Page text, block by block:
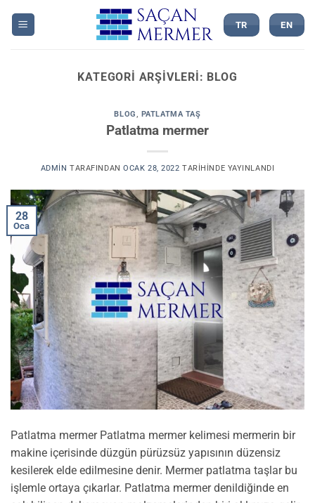
TR EN
KATEGORI ARŞIVLERI: BLOG
BLOG, PATLATMA TAŞ
Patlatma mermer
ADMIN TARAFINDAN OCAK 28, 2022 TARIHINDE YAYINLANDI
28
Oca
Patlatma mermer Patlatma mermer kelimesi mermerin bir
makine içerisinde düzgün pürüzsüz yapısının düzensiz
kesilerek elde edilmesine denir. Mermer patlatma taşlar bu
işlemle ortaya çıkarlar. Patlatma mermer denildiğinde en